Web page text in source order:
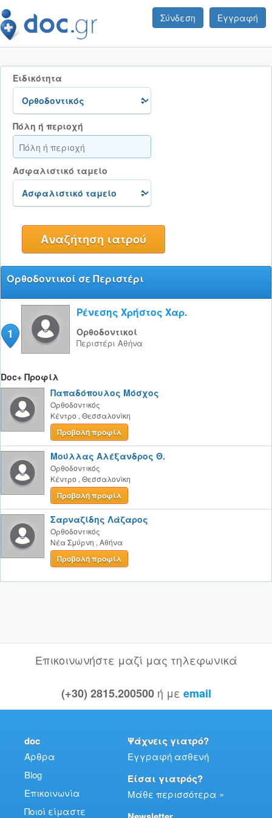
Σύνδεση Εγγραφή
Ειδικότητα
Πόλη ή περιοχή
Ασφαλιστικό ταμείο
Ορθοδοντικοί σε Περιστέρι
1
Ρένεσης Χρήστος Χαρ.
Ορθοδοντικοί
Περιστέρι Αθήνα
Doc+ Προφίλ
Παπαδόπουλος Μόσχος
Ορθοδοντικός
Κέντρο , Θεσσαλονίκη
Προβολή προφίλ
Μούλλας Αλέξανδρος Θ.
Ορθοδοντικός
Κέντρο , Θεσσαλονίκη
Προβολή προφίλ
Σαρναζίδης Λάζαρος
Ορθοδοντικός
Νέα Σμύρνη , Αθήνα
Προβολή προφίλ
Επικοινωνήστε μαζί μας τηλεφωνικά
(+30) 2815.200500 ή με email
doc
Άρθρα
Blog
Επικοινωνία
Ποιοί είμαστε
Ψάχνεις γιατρό?
Εγγραφή ασθενή
Είσαι γιατρός?
Μάθε περισσότερα »